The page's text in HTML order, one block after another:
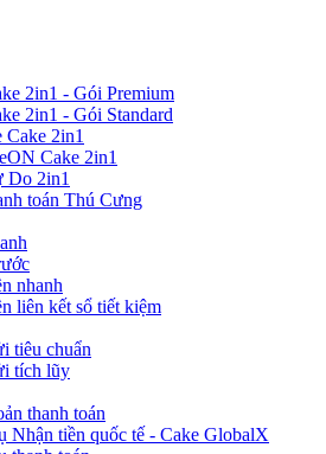
2in1 - Gói Premium
2in1 - Gói Standard
Cake 2in1
Cake 2in1
Do 2in1
toán Thú Cưng
nhanh
liên kết sổ tiết kiệm
tiêu chuẩn
tích lũy
thanh toán
Nhận tiền quốc tế - Cake GlobalX